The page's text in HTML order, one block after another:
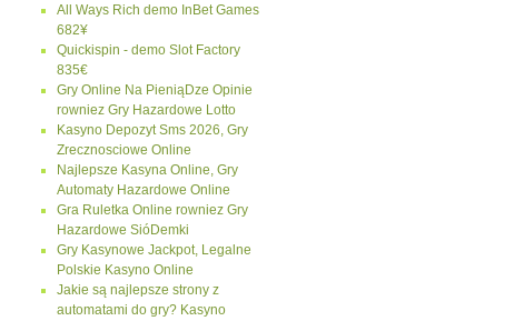
All Ways Rich demo InBet Games
682¥
Quickispin - demo Slot Factory
835€
Gry Online Na PieniąDze Opinie
rowniez Gry Hazardowe Lotto
Kasyno Depozyt Sms 2026, Gry
Zrecznosciowe Online
Najlepsze Kasyna Online, Gry
Automaty Hazardowe Online
Gra Ruletka Online rowniez Gry
Hazardowe SióDemki
Gry Kasynowe Jackpot, Legalne
Polskie Kasyno Online
Jakie są najlepsze strony z
automatami do gry? Kasyno